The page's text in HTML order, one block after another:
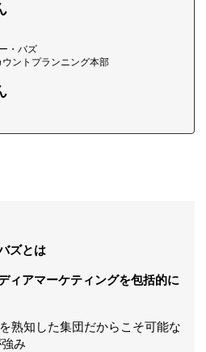
・バズ
ントプランニング本部
ズとは
ィアマーケティングを包括的に
熟知した集団だからこそ可能な
み